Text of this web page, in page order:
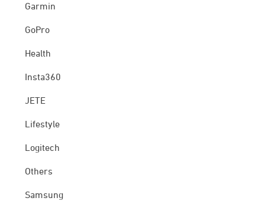
Garmin
GoPro
Health
Insta360
JETE
Lifestyle
Logitech
Others
Samsung